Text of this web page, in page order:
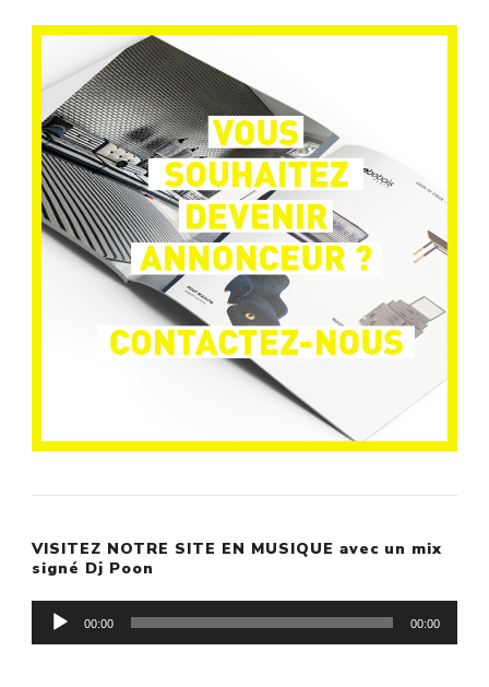
VISITEZ NOTRE SITE EN MUSIQUE avec un mix
signé Dj Poon
Lecteur
audio
00:00 00:00